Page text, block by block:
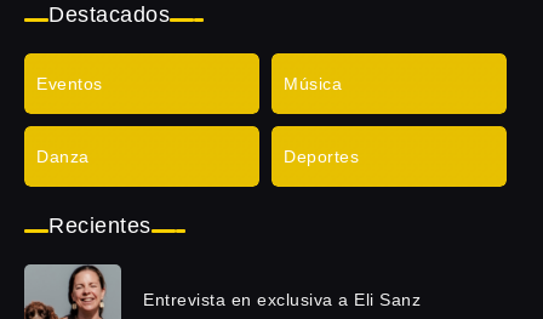
Destacados
Eventos Música
Danza Deportes
Recientes
Entrevista en exclusiva a Eli Sanz